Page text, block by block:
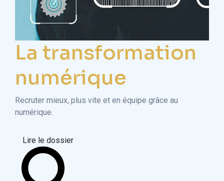
La transformation
numérique
Recruter mieux, plus vite et en équipe grâce au
numérique.
Lire le dossier